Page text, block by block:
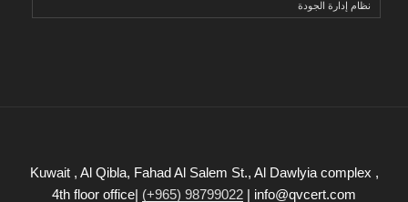
نظام إدارة الجودة
Kuwait , Al Qibla, Fahad Al Salem St., Al Dawlyia complex ,
4th floor office| (+965) 98799022 | info@qvcert.com